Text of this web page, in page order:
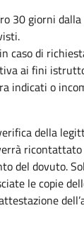
30 giorni
caso di
ai fini
indicati o
della
ricontattato
del dovuto.
le copie